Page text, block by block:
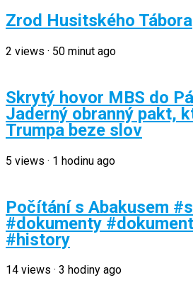
Zrod Husitského Tábora
2 views · 50 minut ago
Skrytý hovor MBS do
Jaderný obranný pakt,
Trumpa beze slov
5 views · 1 hodinu ago
Počítání s Abakusem
#dokumenty
#history
14 views · 3 hodiny ago